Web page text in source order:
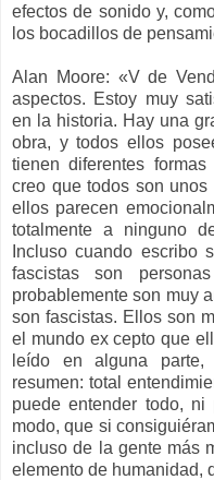
efectos de sonido y,
los bocadillos de
Alan Moore: «V de
aspectos. Estoy muy
en la historia. Hay una
obra, y todos ellos
tienen diferentes
creo que todos son
ellos parecen
totalmente a ninguno
Incluso cuando escribo
fascistas son
probablemente son muy
son fascistas. Ellos son
el mundo ex cepto que
leído en alguna
resumen: total
puede entender todo,
modo, que si
incluso de la gente más
elemento de humanidad,